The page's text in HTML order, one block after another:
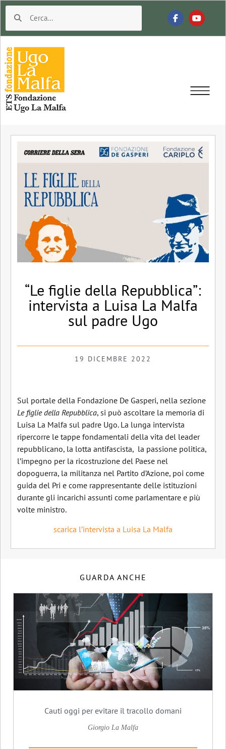
“Le figlie della Repubblica”:
intervista a Luisa La Malfa
sul padre Ugo
19 DICEMBRE 2022
Sul portale della Fondazione De Gasperi, nella sezione
Le figlie della Repubblica, si può ascoltare la memoria di
Luisa La Malfa sul padre Ugo. La lunga intervista
ripercorre le tappe fondamentali della vita del leader
repubblicano, la lotta antifascista, la passione politica,
l’impegno per la ricostruzione del Paese nel
dopoguerra, la militanza nel Partito d’Azione, poi come
guida del Pri e come rappresentante delle istituzioni
durante gli incarichi assunti come parlamentare e più
volte ministro.
scarica l’intervista a Luisa La Malfa
GUARDA ANCHE
Cauti oggi per evitare il tracollo domani
Giorgio La Malfa